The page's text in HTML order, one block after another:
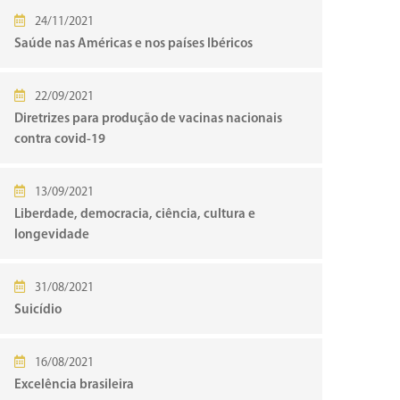
24/11/2021
Saúde nas Américas e nos países Ibéricos
22/09/2021
Diretrizes para produção de vacinas nacionais
contra covid-19
13/09/2021
Liberdade, democracia, ciência, cultura e
longevidade
31/08/2021
Suicídio
16/08/2021
Excelência brasileira